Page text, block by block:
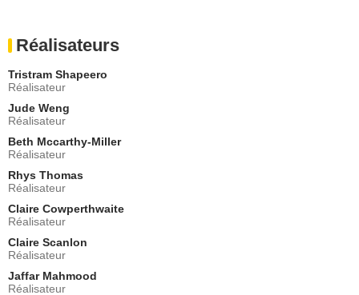
- 2 Episodes :10-12
Banana Boy
- 2 Episodes :
Jeff Hiller
Tomathy
- 2 Episodes :7-9
Gregory Diaz IV
Quentin
- 2 Episodes :
Peyton Lusk
Oliver
- 2 Episodes :5-
Erin Gerasimovich
Anne
- 2 Episodes :
Réalisateurs
Tristram Shapeero
Réalisateur
Jude Weng
Réalisateur
Beth Mccarthy-Miller
Réalisateur
Rhys Thomas
Réalisateur
Claire Cowperthwaite
Réalisateur
Claire Scanlon
Réalisateur
Jaffar Mahmood
Réalisateur